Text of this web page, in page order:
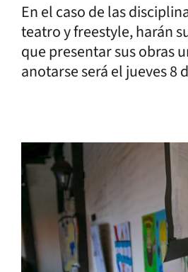
En el caso de las
teatro y freestyle, harán
que presentar sus obras
anotarse será el jueves 8